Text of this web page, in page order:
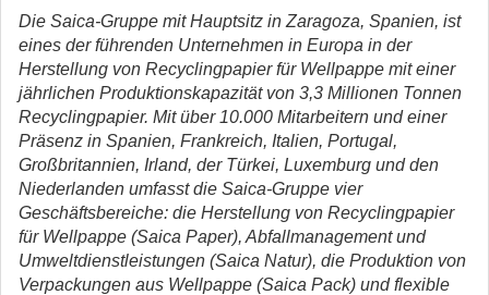
Die Saica-Gruppe mit Hauptsitz in Zaragoza, Spanien, ist
eines der führenden Unternehmen in Europa in der
Herstellung von Recyclingpapier für Wellpappe mit einer
jährlichen Produktionskapazität von 3,3 Millionen Tonnen
Recyclingpapier. Mit über 10.000 Mitarbeitern und einer
Präsenz in Spanien, Frankreich, Italien, Portugal,
Großbritannien, Irland, der Türkei, Luxemburg und den
Niederlanden umfasst die Saica-Gruppe vier
Geschäftsbereiche: die Herstellung von Recyclingpapier
für Wellpappe (Saica Paper), Abfallmanagement und
Umweltdienstleistungen (Saica Natur), die Produktion von
Verpackungen aus Wellpappe (Saica Pack) und flexible